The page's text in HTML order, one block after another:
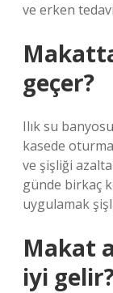
ve erken
geçer?
Ilık su
kasede
ve şişliği
günde birkaç
uygulamak
Makat
iyi